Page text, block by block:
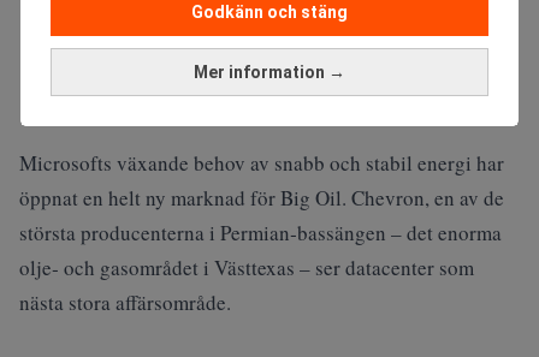
Mer information →
Godkänn och stäng
Microsofts växande behov av snabb och stabil energi har
öppnat en helt ny marknad för Big Oil. Chevron, en av de
största producenterna i Permian‑bassängen – det enorma
olje‑ och gasområdet i Västtexas – ser datacenter som
nästa stora affärsområde.